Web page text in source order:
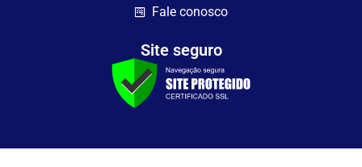
Fale conosco
Site seguro